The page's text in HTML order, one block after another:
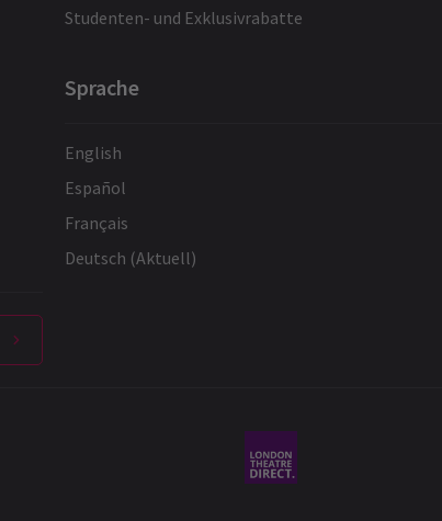
Studenten- und Exklusivrabatte
Sprache
English
Español
Français
Deutsch (Aktuell)